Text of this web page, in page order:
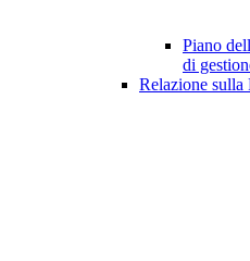
Piano
di
Relazione sulla